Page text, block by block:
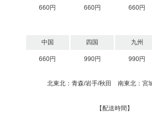
660円 660円 660円
中国 四国 九州
660円 990円 990円
北東北：青森/岩手/秋田 南東北：宮
【配送時間】